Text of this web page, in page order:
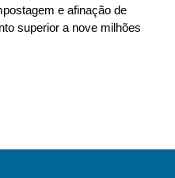
e afinação de
superior a nove milhões